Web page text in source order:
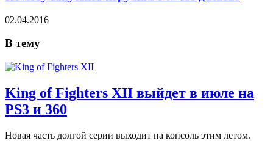
02.04.2016
В тему
King of Fighters XII выйдет в июле на
PS3 и 360
Новая часть долгой серии выходит на консоль этим летом.